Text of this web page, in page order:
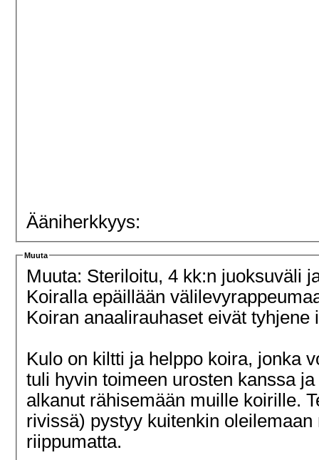
Ääniherkkyys:
Muuta
Muuta: Steriloitu, 4 kk:n juoksuväli
Koiralla epäillään
Koiran anaalirauhaset eivät
Kulo on kiltti ja helppo koira, jonka
tuli hyvin toimeen urosten kanssa
alkanut rähisemään muille koirille.
rivissä) pystyy kuitenkin
riippumatta.